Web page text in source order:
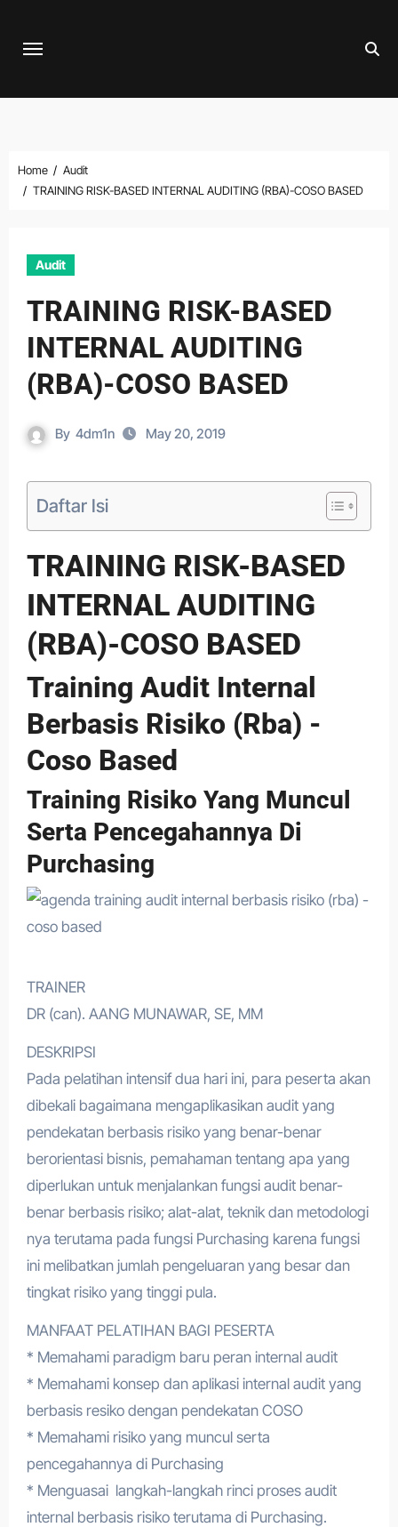
Home
Audit
TRAINING RISK-BASED INTERNAL AUDITING (RBA)-COSO BASED
Audit
TRAINING RISK-BASED
INTERNAL AUDITING
(RBA)-COSO BASED
By 4dm1n May 20, 2019
Daftar Isi
TRAINING RISK-BASED
INTERNAL AUDITING
(RBA)-COSO BASED
Training Audit Internal
Berbasis Risiko (Rba) -
Coso Based
Training Risiko Yang Muncul
Serta Pencegahannya Di
Purchasing
TRAINER
DR (can). AANG MUNAWAR, SE, MM
DESKRIPSI
Pada pelatihan intensif dua hari ini, para peserta akan
dibekali bagaimana mengaplikasikan audit yang
pendekatan berbasis risiko yang benar-benar
berorientasi bisnis, pemahaman tentang apa yang
diperlukan untuk menjalankan fungsi audit benar-
benar berbasis risiko; alat-alat, teknik dan metodologi
nya terutama pada fungsi Purchasing karena fungsi
ini melibatkan jumlah pengeluaran yang besar dan
tingkat risiko yang tinggi pula.
MANFAAT PELATIHAN BAGI PESERTA
* Memahami paradigm baru peran internal audit
* Memahami konsep dan aplikasi internal audit yang
berbasis resiko dengan pendekatan COSO
* Memahami risiko yang muncul serta
pencegahannya di Purchasing
* Menguasai langkah-langkah rinci proses audit
internal berbasis risiko terutama di Purchasing.